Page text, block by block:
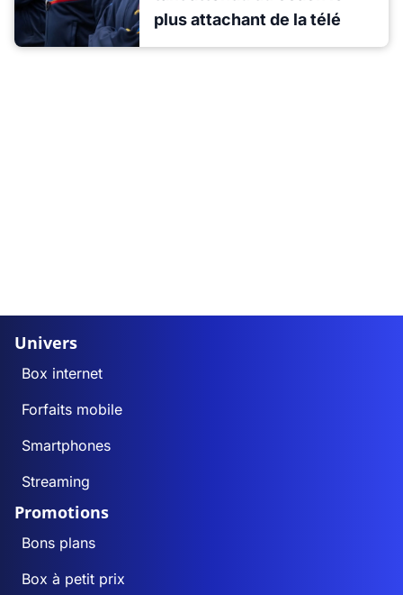
plus attachant de la télé
Univers
Box internet
Forfaits mobile
Smartphones
Streaming
Promotions
Bons plans
Box à petit prix